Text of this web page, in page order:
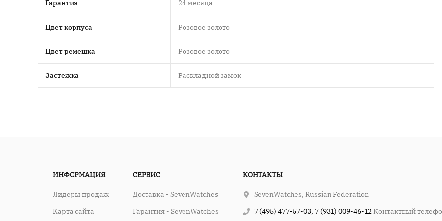
Гарантия 24 месяца
Цвет корпуса Розовое золото
Цвет ремешка Розовое золото
Застежка Раскладной замок
ИНФОРМАЦИЯ
Лидеры продаж
Карта сайта
СЕРВИС
Доставка - SevenWatches
Гарантия - SevenWatches
КОНТАКТЫ
SevenWatches, Russian Federation
7 (495) 477-57-03, 7 (931) 009-46-12Контактный